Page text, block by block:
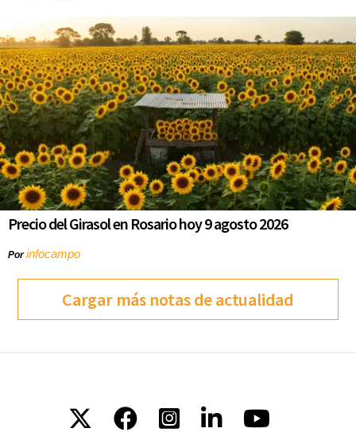
Precio del Girasol en Rosario hoy 9 agosto 2026
Porinfocampo
Cargar más notas de actualidad